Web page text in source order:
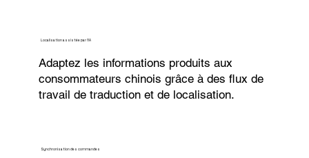
Localisation assistée par l’IA
Adaptez les informations produits aux
consommateurs chinois grâce à des flux de
travail de traduction et de localisation.
Synchronisation des commandes